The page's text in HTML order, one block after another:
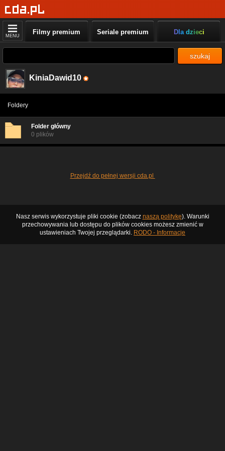
MENU Filmy premium Seriale premium Dla dzieci
szukaj
KiniaDawid10
Foldery
Folder główny
0 plików
Przejdź do pełnej wersji cda.pl
Nasz serwis wykorzystuje pliki cookie (zobacz naszą politykę). Warunki
przechowywania lub dostępu do plików cookies możesz zmienić w
ustawieniach Twojej przeglądarki. RODO - Informacje